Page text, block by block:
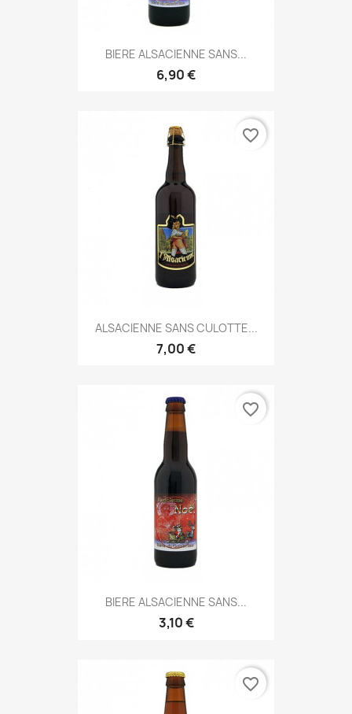
BIERE ALSACIENNE SANS...
6,90 €
ALSACIENNE SANS CULOTTE...
7,00 €
favorite_border
BIERE ALSACIENNE SANS...
3,10 €
favorite_border
favorite_border